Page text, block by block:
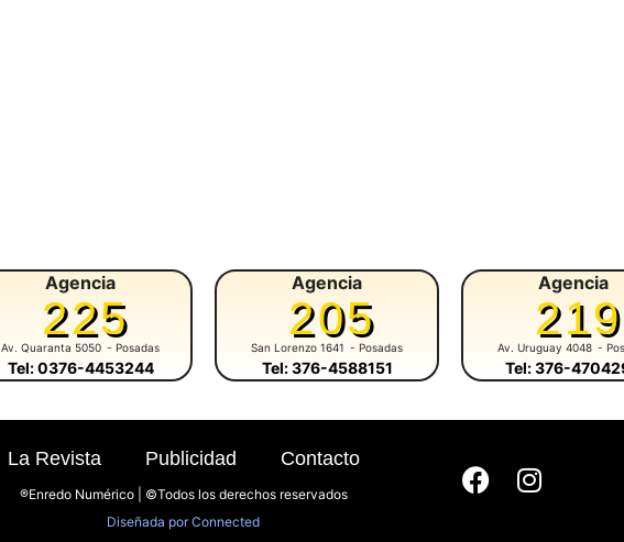
Agencia
225
Av. Quaranta 5050 - Posadas
Tel: 0376-4453244
Agencia
205
San Lorenzo 1641 - Posadas
Tel: 376-4588151
Agencia
219
Av. Uruguay 4048 -
Tel: 376-
La Revista Publicidad Contacto
®Enredo Numérico | ©Todos los derechos reservados
Diseñada porConnected